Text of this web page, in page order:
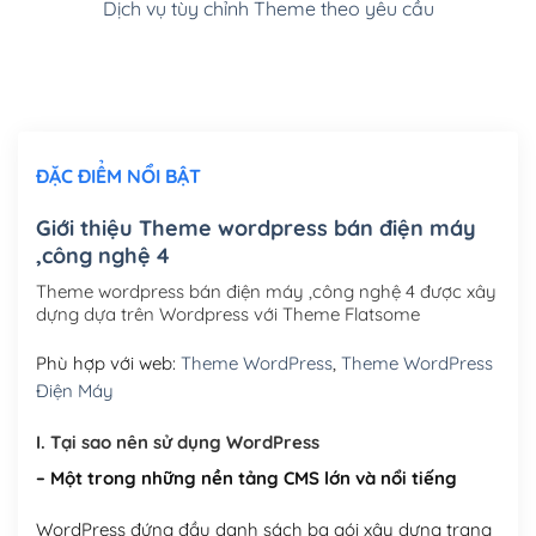
Cài đặt SMTP Mail cho site Wordpress(+100,000₫)
Mua thêm Host + Tên miền
Tên miền quốc tế .com .net .org (1 năm) (+300,000₫)
Tên miền Việt Nam .vn (1 năm)
Hosting 2GB SSD (1 năm)(+450,000₫)
Hosting 3GB SSD (1 năm)(+550,000₫)
Hosting 5GB SSD (1 năm)
Hosting 8GB SSD (1 năm) (+950,000₫)
Dịch vụ tùy chỉnh Theme theo yêu cầu
ĐẶC ĐIỂM NỔI BẬT
Giới thiệu Theme wordpress bán điện máy
,công nghệ 4
Theme wordpress bán điện máy ,công nghệ 4 được xây
dựng dựa trên Wordpress với Theme Flatsome
Phù hợp với web: Theme WordPress, Theme WordPress
Điện Máy
I. Tại sao nên sử dụng WordPress
– Một trong những nền tảng CMS lớn và nổi tiếng
WordPress đứng đầu danh sách ba gói xây dựng trang